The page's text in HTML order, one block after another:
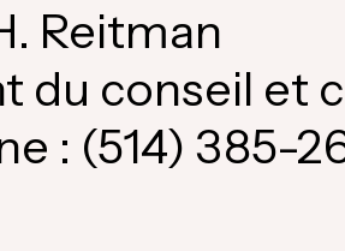
Reitman
du conseil et
: (514) 385-